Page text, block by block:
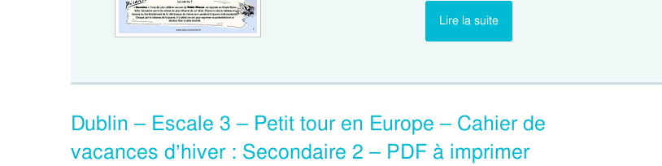
Lire la suite
Dublin – Escale 3 – Petit tour en Europe – Cahier de
vacances d’hiver : Secondaire 2 – PDF à imprimer